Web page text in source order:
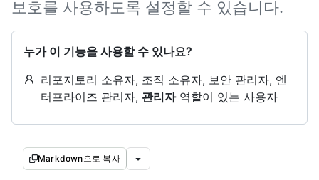
보호를 사용하도록 설정할 수 있습니다.
누가 이 기능을 사용할 수 있나요?
리포지토리 소유자, 조직 소유자, 보안 관리자, 엔
터프라이즈 관리자, 관리자역할이 있는 사용자
Markdown으로 복사